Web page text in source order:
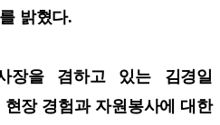
밝혔다.
장을 겸하고 있는 김경일
장 경험과 자원봉사에 대한